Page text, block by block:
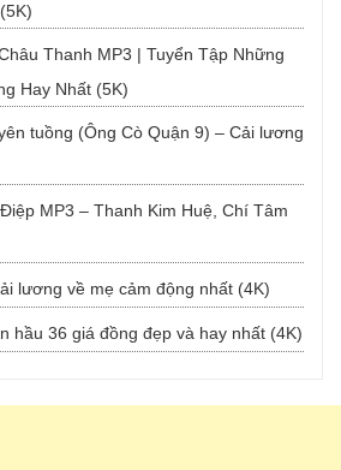
Thanh MP3 | Tuyển Tập Những
Hay Nhất (5K)
tuồng (Ông Cò Quận 9) – Cải lương
MP3 – Thanh Kim Huệ, Chí Tâm
lương về mẹ cảm động nhất (4K)
hầu 36 giá đồng đẹp và hay nhất (4K)